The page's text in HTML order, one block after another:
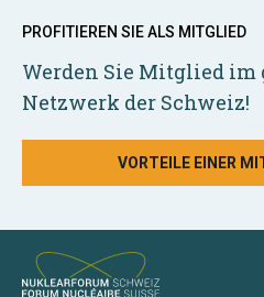
PROFITIEREN SIE ALS MITGLIED
Werden Sie Mitglied
Netzwerk der Schweiz!
VORTEILE EINER